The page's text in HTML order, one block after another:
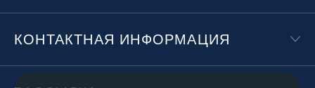
КОНТАКТНАЯ ИНФОРМАЦИЯ